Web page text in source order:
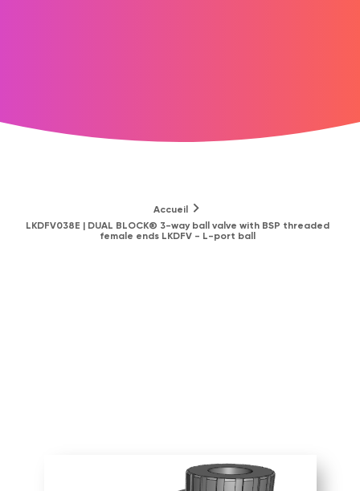
Accueil
LKDFV038E | DUAL BLOCK® 3-way ball valve with BSP threaded
female ends LKDFV - L-port ball